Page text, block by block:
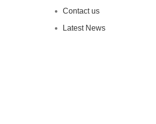
Contact us
Latest News